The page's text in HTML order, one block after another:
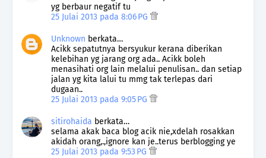
yg berbaur negatif tu
25 Julai 2013 pada 8:06 PG
Unknown berkata…
Acikk sepatutnya bersyukur kerana diberikan
kelebihan yg jarang org ada.. Acikk boleh
menasihati org lain melalui penulisan.. dan setiap
jalan yg kita lalui tu mmg tak terlepas dari
dugaan..
25 Julai 2013 pada 9:05 PG
sitirohaida berkata…
selama akak baca blog acik nie,xdelah rosakkan
akidah orang,.,ignore kan je..terus berblogging ye
25 Julai 2013 pada 9:53 PG